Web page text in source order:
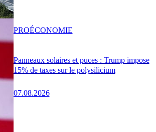
Panneaux solaires et puces : Trump impose
15% de taxes sur le polysilicium
07.08.2026
PROÉCONOMIE